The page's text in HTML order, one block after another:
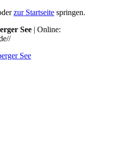
zur Startseite springen.
See | Online: